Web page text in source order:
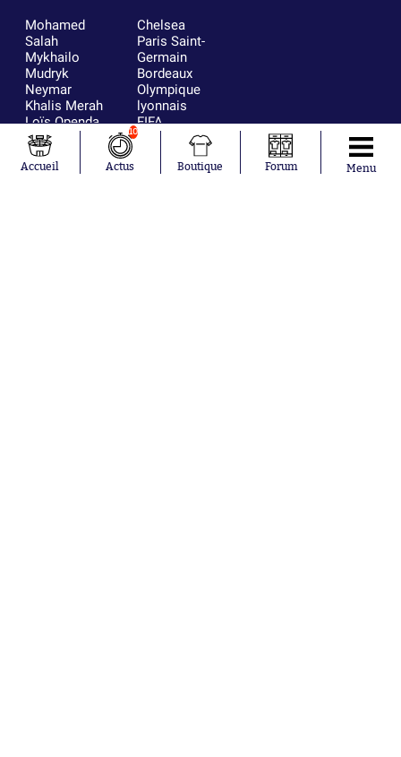
Mohamed
Salah
Mykhailo
Mudryk
Neymar
Khalis Merah
Loïs Openda
Moussa
Niakhaté
Nicolás
Chelsea
Paris Saint-
Germain
Bordeaux
Olympique
lyonnais
FIFA
Real Madrid
RC Strasbourg
AC Milan
Accueil
10
Actus Boutique Forum Menu